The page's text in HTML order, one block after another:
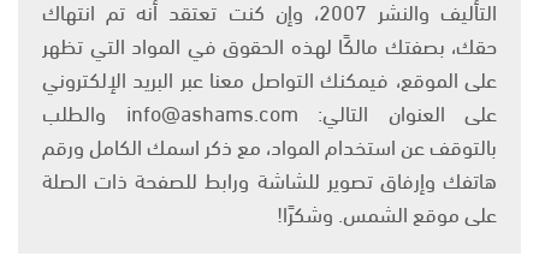
التأليف والنشر 2007، وإن كنت تعتقد أنه تم انتهاك
حقك، بصفتك مالكًا لهذه الحقوق في المواد التي تظهر
على الموقع، فيمكنك التواصل معنا عبر البريد الإلكتروني
على العنوان التالي: info@ashams.com والطلب
بالتوقف عن استخدام المواد، مع ذكر اسمك الكامل ورقم
هاتفك وإرفاق تصوير للشاشة ورابط للصفحة ذات الصلة
على موقع الشمس. وشكرًا!